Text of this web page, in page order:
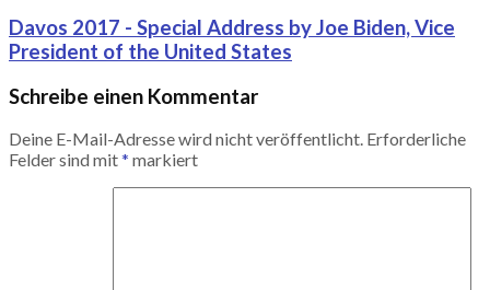
Davos 2017 - Special Address by Joe Biden, Vice
President of the United States
Schreibe einen Kommentar
Deine E-Mail-Adresse wird nicht veröffentlicht. Erforderliche
Felder sind mit* markiert